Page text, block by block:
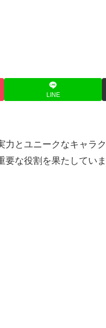
LINE
とユニークなキャラ
な役割を果たしてい